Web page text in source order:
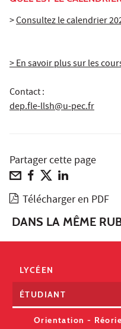
>Consultez le calendrier
> En savoir plus sur les
Contact :
dep.fle-llsh@u-pec.fr
Partager cette page
Télécharger en PDF
DANS LA MÊME
LYCÉEN
ÉTUDIANT
Orientation -